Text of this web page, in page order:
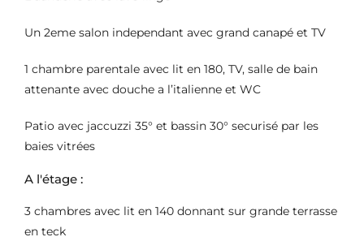
Un 2eme salon independant avec grand canapé et TV
1 chambre parentale avec lit en 180, TV, salle de bain
attenante avec douche a l’italienne et WC
Patio avec jaccuzzi 35° et bassin 30° securisé par les
baies vitrées
A l'étage :
3 chambres avec lit en 140 donnant sur grande terrasse
en teck